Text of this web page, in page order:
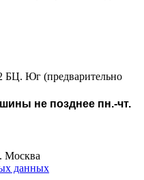
БЦ. Юг (предварительно
не позднее пн.-чт.
Москва
данных